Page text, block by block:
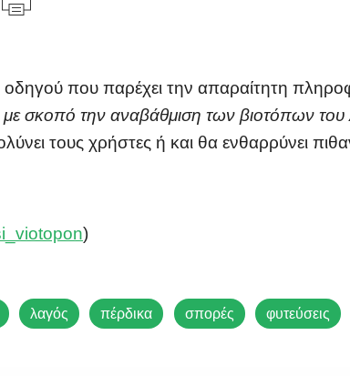
που παρέχει την απαραίτητη
την αναβάθμιση των βιοτόπων του
τους χρήστες ή και θα ενθαρρύνει
)
λαγός πέρδικα σπορές φυτεύσεις